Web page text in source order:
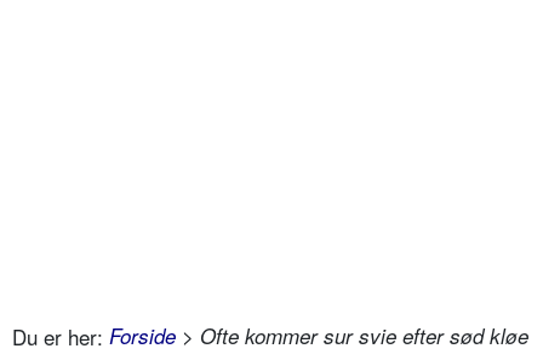
Du er her: Forside > Ofte kommer sur svie efter sød kløe